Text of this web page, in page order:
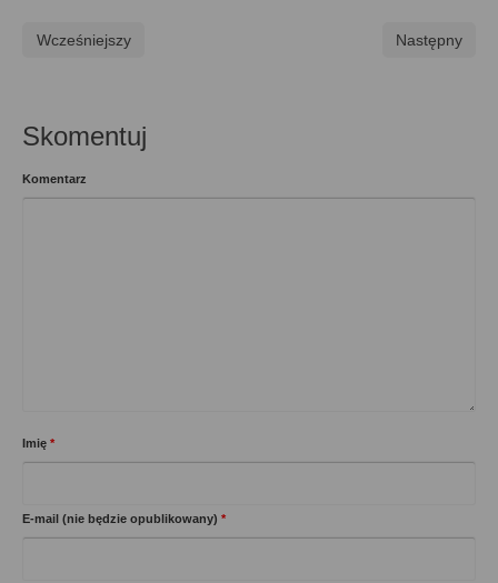
Wcześniejszy Następny
Skomentuj
Komentarz
Imię *
E-mail (nie będzie opublikowany) *